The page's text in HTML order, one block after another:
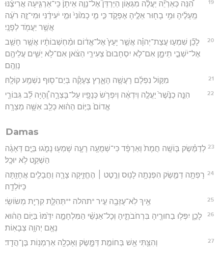
19
הִ֠נֵּה כְּאַרְיֵ֞ה יַעֲלֶ֨ה מִגְּא֣וֹן הַיַּרְדֵּן֮ אֶל־נְוֵ֣ה אֵיתָן֒ כִּֽי־אַרְגִּ֤יעָה אֲרִיצֶ֨נּוּ
מֵֽעָלֶ֔יהָ וּמִ֥י בָח֖וּר אֵלֶ֣יהָ אֶפְקֹ֑ד כִּ֣י מִ֤י כָמ֙וֹנִי֙ וּמִ֣י יֹעִידֶ֔נִּי וּמִי־זֶ֣ה רֹעֶ֔ה
אֲשֶׁ֥ר יַעֲמֹ֖ד לְפָנָֽי׃
20
לָכֵ֞ן שִׁמְע֣וּ עֲצַת־יְהוָ֗ה אֲשֶׁ֤ר יָעַץ֙ אֶל־אֱד֔וֹם וּמַ֨חְשְׁבוֹתָ֔יו אֲשֶׁ֥ר חָשַׁ֖ב
אֶל־יֹשְׁבֵ֣י תֵימָ֑ן אִם־לֹ֤א יִסְחָבוּם֙ צְעִירֵ֣י הַצֹּ֔אן אִם־לֹ֥א יַשִּׁ֛ים עֲלֵיהֶ֖ם
נְוֵהֶֽם׃
21 מִקּ֣וֹל נִפְלָ֔ם רָעֲשָׁ֖ה הָאָ֑רֶץ צְעָקָ֕ה בְּיַם־ס֖וּף נִשְׁמַ֥ע קוֹלָֽהּ׃
22
הִנֵּ֤ה כַנֶּ֙שֶׁר֙ יַעֲלֶ֣ה וְיִדְאֶ֔ה וְיִפְרֹ֥שׂ כְּנָפָ֖יו עַל־בָּצְרָ֑ה וְֽ֠הָיָה לֵ֞ב גִּבּוֹרֵ֤י
אֱדוֹם֙ בַּיּ֣וֹם הַה֔וּא כְּלֵ֖ב אִשָּׁ֥ה מְצֵרָֽה׃
Damas
23 לְדַמֶּ֗שֶׂק בּ֤וֹשָֽׁה חֲמָת֙ וְאַרְפָּ֔ד כִּי־שְׁמֻעָ֥ה רָעָ֛ה שָׁמְע֖וּ נָמֹ֑גוּ בַּיָּ֣ם דְּאָגָ֔ה
הַשְׁקֵ֖ט לֹ֥א יוּכָֽל׃
24 רָפְתָ֥ה דַמֶּ֛שֶׂק הִפְנְתָ֥ה לָנ֖וּס וְרֶ֣טֶט ׀ הֶחֱזִ֑יקָה צָרָ֧ה וַחֲבָלִ֛ים אֲחָזַ֖תָּה
כַּיּוֹלֵדָֽה׃
25 אֵ֥יךְ לֹֽא־עֻזְּבָ֖ה עִ֣יר *תהלה **תְּהִלָּ֑ת קִרְיַ֖ת מְשׂוֹשִֽׂי׃
26
לָכֵ֛ן יִפְּל֥וּ בַחוּרֶ֖יהָ בִּרְחֹבֹתֶ֑יהָ וְכָל־אַנְשֵׁ֨י הַמִּלְחָמָ֤ה יִדַּ֙מּוּ֙ בַּיּ֣וֹם הַה֔וּא
נְאֻ֖ם יְהוָ֥ה צְבָאֽוֹת׃
27 וְהִצַּ֥תִּי אֵ֖שׁ בְּחוֹמַ֣ת דַּמָּ֑שֶׂק וְאָכְלָ֖ה אַרְמְנ֥וֹת בֶּן־הֲדָֽד׃